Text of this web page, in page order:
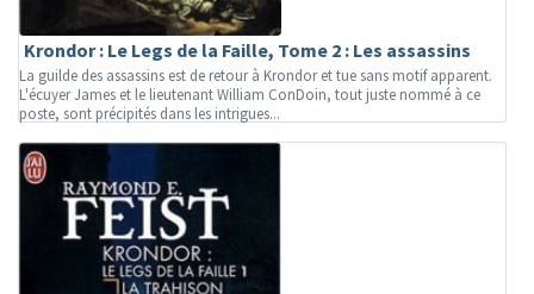
Krondor : Le Legs de la Faille, Tome 2 : Les assassins
La guilde des assassins est de retour à Krondor et tue sans motif apparent.
L'écuyer James et le lieutenant William ConDoin, tout juste nommé à ce
poste, sont précipités dans les intrigues...